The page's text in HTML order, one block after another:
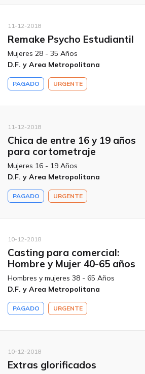
11-12-2018
Remake Psycho Estudiantil
Mujeres 28 - 35 Años
D.F. y Area Metropolitana
PAGADO URGENTE
11-12-2018
Chica de entre 16 y 19 años
para cortometraje
Mujeres 16 - 19 Años
D.F. y Area Metropolitana
PAGADO URGENTE
10-12-2018
Casting para comercial:
Hombre y Mujer 40-65 años
Hombres y mujeres 38 - 65 Años
D.F. y Area Metropolitana
PAGADO URGENTE
10-12-2018
Extras glorificados